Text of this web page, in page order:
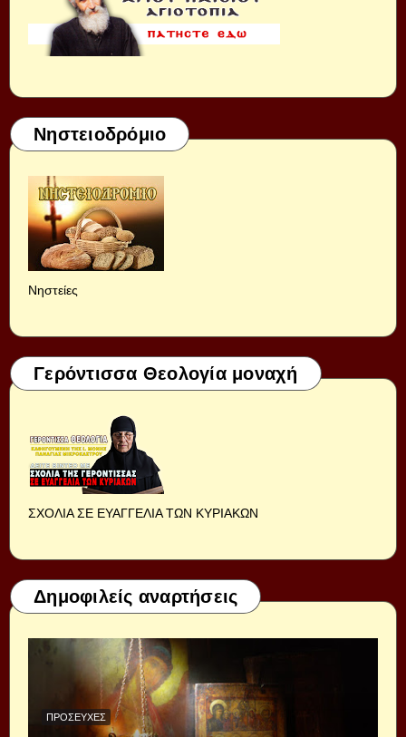
Νηστειοδρόμιο
Νηστείες
Γερόντισσα Θεολογία μοναχή
ΣΧΟΛΙΑ ΣΕ ΕΥΑΓΓΕΛΙΑ ΤΩΝ ΚΥΡΙΑΚΩΝ
Δημοφιλείς αναρτήσεις
ΠΡΟΣΕΥΧΈΣ